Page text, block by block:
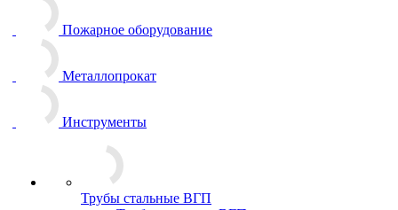
Пожарное оборудование
Металлопрокат
Инструменты
Трубы стальные ВГП